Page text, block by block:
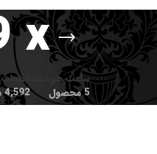
x
ساعت هوشمند
5 محصول
قطعات
4,592 محصول